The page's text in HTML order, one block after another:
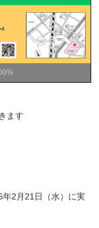
ます
年2月21日（水）に実